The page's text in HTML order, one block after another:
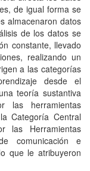
de igual forma se
almacenaron datos
de los datos se
constante, llevado
realizando un
a las categorías
desde el
teoría sustantiva
las herramientas
Categoría Central
las Herramientas
comunicación e
que le atribuyeron